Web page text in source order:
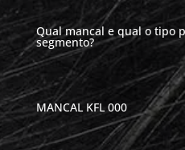
Qual mancal e qual o tipo
segmento?
MANCAL KFL 000